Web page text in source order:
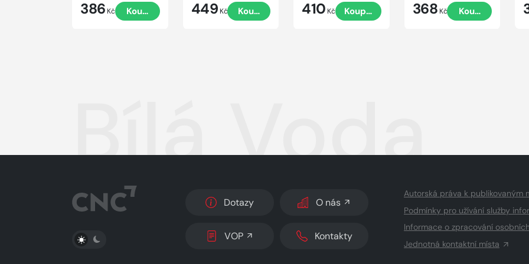
386 Kč Koupit 449 Kč Koupit 410 Kč Koupit 368 Kč Koupit
Bílá Voda
PŘEPNOUT SVĚTLÝ/TMAVÝ REŽIM
Dotazy O nás
VOP Kontakty
Autorská práva k publikovaným
Podmínky pro užívání služby
Informace o zpracování
Jednotná kontaktní místa